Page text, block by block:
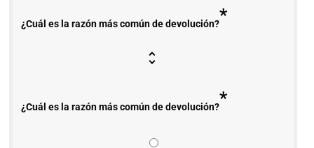
¿Cuál es la razón más común de devolución?*
¿Cuál es la razón más común de devolución?*